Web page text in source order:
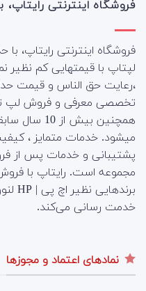
فروشگاه اینترنتی
فروشگاه اینترنتی رایتاپ،
لپتاپ با قیمتهایی کم نظیر
،رعایت حق الناس و قیمت
تخصصی معرفی و فروش لپ
همچنین بیش
میشود. خدمات متمایز ،
پشتیبانی و خدمات پس از
مجموعه است. رایتاپ با
خدمت رسانی می‌کند.
نمادهای اعتماد و مجوزها